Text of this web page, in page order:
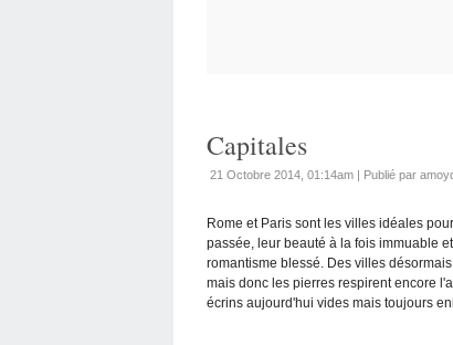
Capitales
21 Octobre 2014, 01:14am | Publié par
Rome et Paris sont les villes idéales
passée, leur beauté à la fois immuable
romantisme blessé. Des villes
mais donc les pierres respirent encore
écrins aujourd'hui vides mais toujours